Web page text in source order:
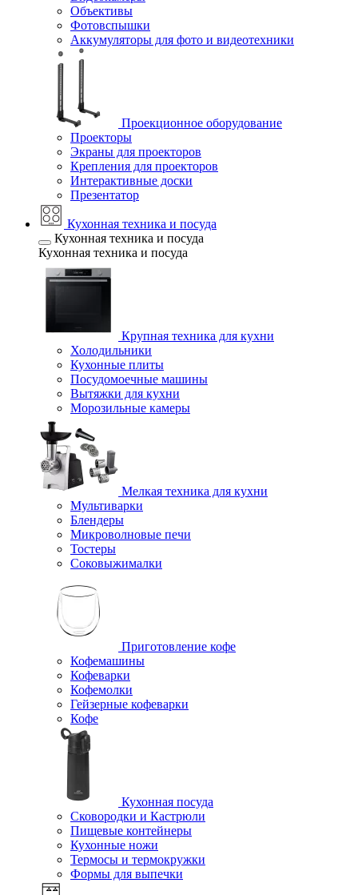
Объективы
Фотовспышки
Аккумуляторы для фото и видеотехники
Проекционное оборудование
Проекторы
Экраны для проекторов
Крепления для проекторов
Интерактивные доски
Презентатор
Кухонная техника и посуда
Кухонная техника и посуда
Кухонная техника и посуда
Крупная техника для кухни
Холодильники
Кухонные плиты
Посудомоечные машины
Вытяжки для кухни
Морозильные камеры
Мелкая техника для кухни
Мультиварки
Блендеры
Микроволновые печи
Тостеры
Соковыжималки
Приготовление кофе
Кофемашины
Кофеварки
Кофемолки
Гейзерные кофеварки
Кофе
Кухонная посуда
Сковородки и Кастрюли
Пищевые контейнеры
Кухонные ножи
Термосы и термокружки
Формы для выпечки